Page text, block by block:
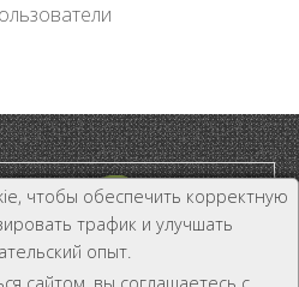
чтобы обеспечить корректную
трафик и улучшать
опыт.